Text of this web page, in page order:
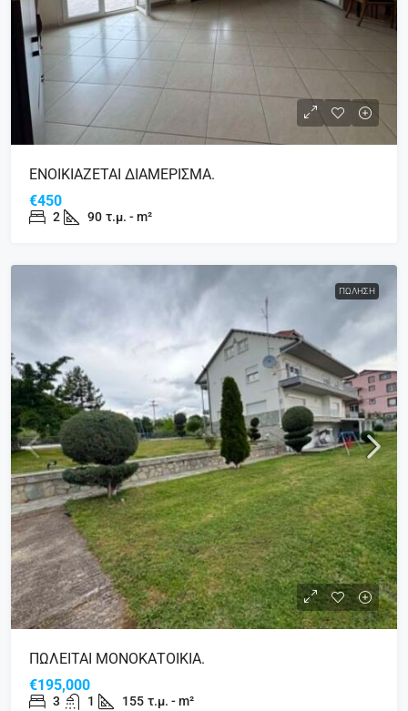
ΕΝΟΙΚΙΑΖΕΤΑΙ ΔΙΑΜΕΡΙΣΜΑ.
€450
2 90 τ.μ. - m²
ΠΏΛΗΣΗ
ΠΩΛΕΙΤΑΙ ΜΟΝΟΚΑΤΟΙΚΙΑ.
€195,000
3 1 155 τ.μ. - m²